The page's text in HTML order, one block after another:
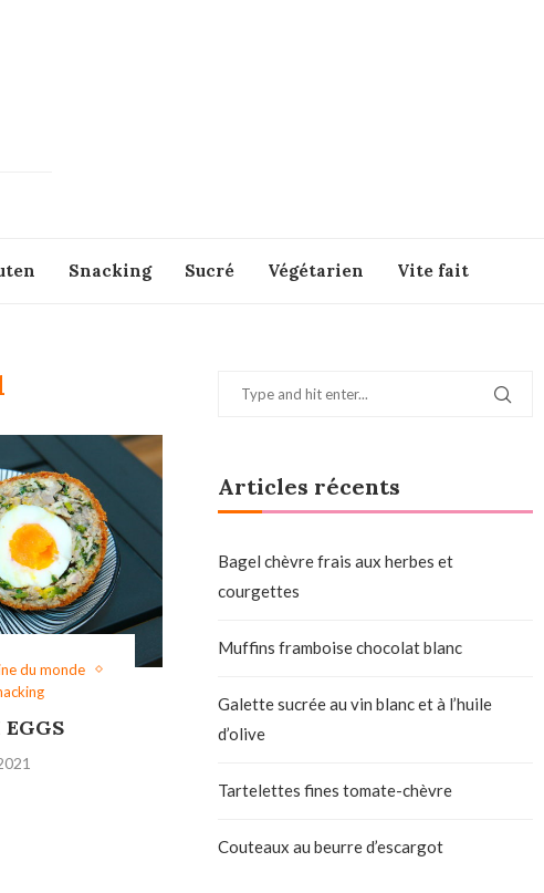
Snacking Sucré Végétarien Vite fait
du monde
EGGS
Articles récents
Bagel chèvre frais aux herbes et
courgettes
Muffins framboise chocolat blanc
Galette sucrée au vin blanc et à l’huile
d’olive
Tartelettes fines tomate-chèvre
Couteaux au beurre d’escargot